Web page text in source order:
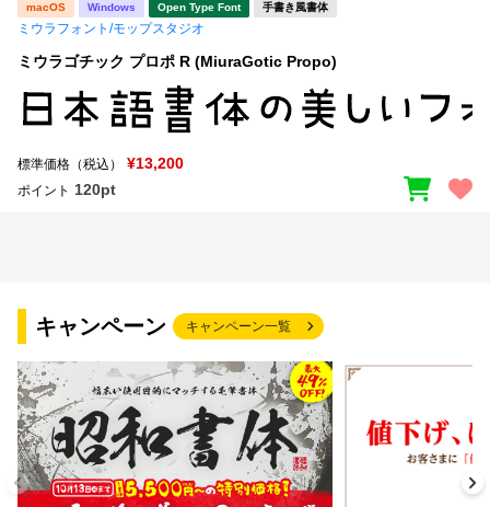
macOS Windows Open Type Font 手書き風書体
ミウラフォント/モップスタジオ
ミウラゴチック プロポ R (MiuraGotic Propo)
標準価格（税込） ¥13,200
ポイント 120pt
キャンペーン キャンペーン一覧